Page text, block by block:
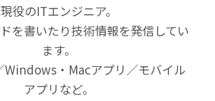
現役のITエンジニア。
を書いたり技術情報を発信してい
ます。
Windows・Macアプリ／モバイル
アプリなど。